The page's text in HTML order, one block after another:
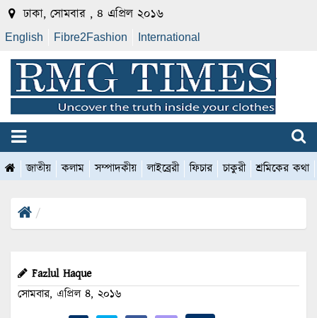
ঢাকা, সোমবার , ৪ এপ্রিল ২০১৬
English Fibre2Fashion International
জাতীয় কলাম সম্পাদকীয় লাইব্রেরী ফিচার চাকুরী শ্রমিকের কথা
Fazlul Haque
সোমবার, এপ্রিল ৪, ২০১৬